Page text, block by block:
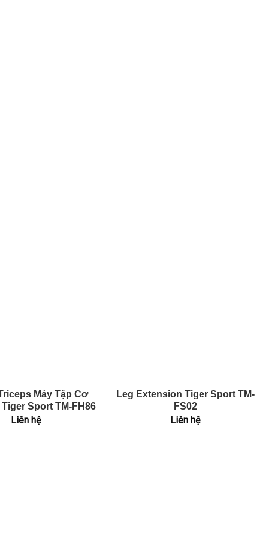
Máy Tập Cơ
Sport TM-FH86
Liên hệ
Leg Extension Tiger Sport TM-
FS02
Liên hệ